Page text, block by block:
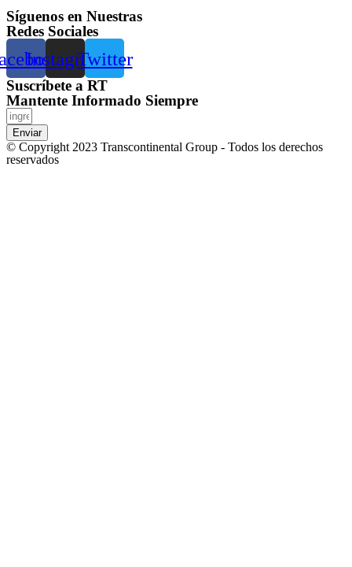
Síguenos en Nuestras
Redes Sociales
InstagramTwitter
Suscríbete a RT
Mantente Informado Siempre
Enviar
© Copyright 2023 Transcontinental Group - Todos los derechos
reservados